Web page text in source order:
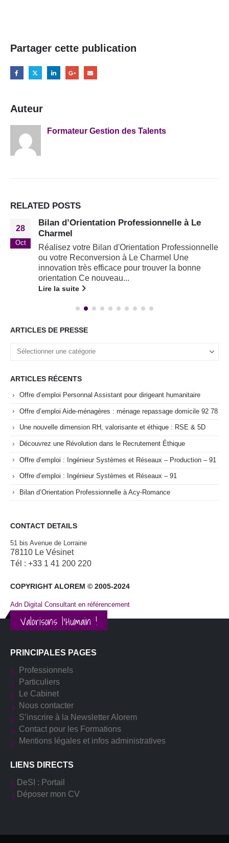
Partager cette publication
Auteur
Formateur Gestion des Talents
RELATED POSTS
28
Oct
Bilan d’Orientation Professionnelle à Le
Charmel
Réalisez votre Bilan d'Orientation Professionnelle
ou votre Reconversion à Le Charmel Une
innovation très efficace pour trouver la bonne
orientation Ce nouveau...
Lire la suite
ARTICLES DE PRESSE
ARTICLES RÉCENTS
Offre d’emploi Personnal Assistant pour dirigeant humanitaire
Offre d’emploi Aide-ménagères : ménage repassage domicile 92 78
Une nouvelle dimension RH, valorisante et éthique : RSE & 5D
Découvrez une Révolution dans le Recrutement Éthique
Offre d’emploi : Ingénieur Systèmes et Réseaux – Production – 91
Offre d’emploi : Ingénieur Systèmes et Réseaux – 91
Bilan d’Orientation Professionnelle à Acy-Romance
CONTACT DETAILS
51 bis Avenue de Lorraine
78110 Le Vésinet
Tél : +33 1 41 200 220
COPYRIGHT ALOREM © 2005-2024
Adn Digital Consultant en référencement
Valorisons l'Humain !
PRINCIPALES PAGES
Professionnels
Particuliers
Le Cabinet
Nous contacter
S’inscrire à la Newsletter Alorem
Contact pour les Formations
Mentions légales et infos administratives
LIENS DIRECTS
DeSI : Portail
Déposer mon CV